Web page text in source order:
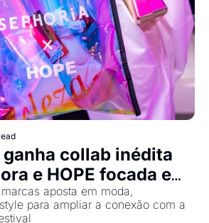
ganha collab inédita
e HOPE focada em
e comunidade
aposta em moda,
para ampliar a conexão com a